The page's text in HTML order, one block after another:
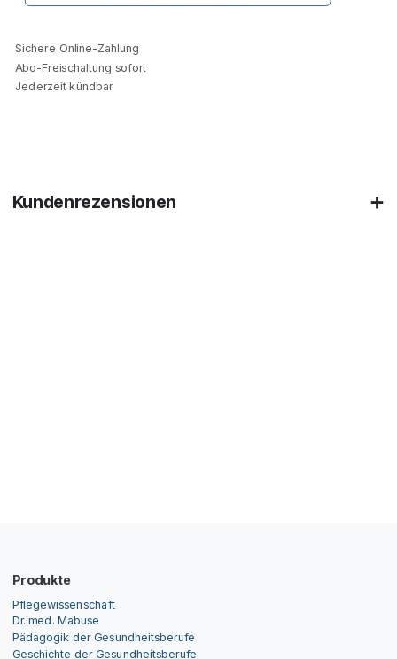
Sichere Online-Zahlung
Abo-Freischaltung sofort
Jederzeit kündbar
Kundenrezensionen
Produkte
Pflegewissenschaft
Dr. med. Mabuse
Pädagogik der Gesundheitsberufe
Geschichte der Gesundheitsberufe